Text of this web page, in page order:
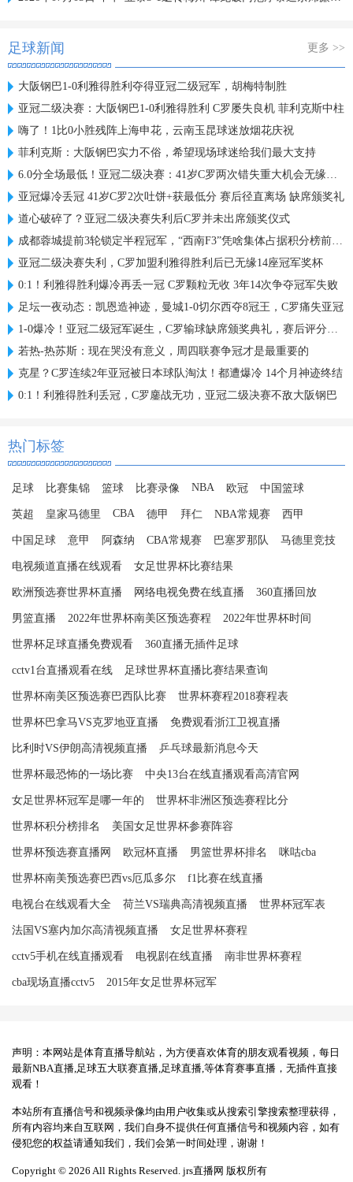
足球新闻 更多 >>
大阪钢巴1-0利雅得胜利夺得亚冠二级冠军，胡梅特制胜
亚冠二级决赛：大阪钢巴1-0利雅得胜利 C罗屡失良机 菲利克斯中柱
嗨了！1比0小胜残阵上海申花，云南玉昆球迷放烟花庆祝
菲利克斯：大阪钢巴实力不俗，希望现场球迷给我们最大支持
6.0分全场最低！亚冠二级决赛：41岁C罗两次错失重大机会无缘首冠
亚冠爆冷丢冠 41岁C罗2次吐饼+获最低分 赛后径直离场 缺席颁奖礼
道心破碎了？亚冠二级决赛失利后C罗并未出席颁奖仪式
成都蓉城提前3轮锁定半程冠军，“西南F3”凭啥集体占据积分榜前三？
亚冠二级决赛失利，C罗加盟利雅得胜利后已无缘14座冠军奖杯
0:1！利雅得胜利爆冷再丢一冠 C罗颗粒无收 3年14次争夺冠军失败
足坛一夜动态：凯恩造神迹，曼城1-0切尔西夺8冠王，C罗痛失亚冠
1-0爆冷！亚冠二级冠军诞生，C罗输球缺席颁奖典礼，赛后评分出炉
若热-热苏斯：现在哭没有意义，周四联赛争冠才是最重要的
克星？C罗连续2年亚冠被日本球队淘汰！都遭爆冷 14个月神迹终结
0:1！利雅得胜利丢冠，C罗鏖战无功，亚冠二级决赛不敌大阪钢巴
热门标签
足球 比赛集锦 篮球 比赛录像 NBA 欧冠 中国篮球
英超 皇家马德里 CBA 德甲 拜仁 NBA常规赛 西甲
中国足球 意甲 阿森纳 CBA常规赛 巴塞罗那队 马德里竞技
电视频道直播在线观看 女足世界杯比赛结果
欧洲预选赛世界杯直播 网络电视免费在线直播 360直播回放
男篮直播 2022年世界杯南美区预选赛程 2022年世界杯时间
世界杯足球直播免费观看 360直播无插件足球
cctv1台直播观看在线 足球世界杯直播比赛结果查询
世界杯南美区预选赛巴西队比赛 世界杯赛程2018赛程表
世界杯巴拿马VS克罗地亚直播 免费观看浙江卫视直播
比利时VS伊朗高清视频直播 乒乓球最新消息今天
世界杯最恐怖的一场比赛 中央13台在线直播观看高清官网
女足世界杯冠军是哪一年的 世界杯非洲区预选赛程比分
世界杯积分榜排名 美国女足世界杯参赛阵容
世界杯预选赛直播网 欧冠杯直播 男篮世界杯排名 咪咕cba
世界杯南美预选赛巴西vs厄瓜多尔 f1比赛在线直播
电视台在线观看大全 荷兰VS瑞典高清视频直播 世界杯冠军表
法国VS塞内加尔高清视频直播 女足世界杯赛程
cctv5手机在线直播观看 电视剧在线直播 南非世界杯赛程
cba现场直播cctv5 2015年女足世界杯冠军
声明：本网站是体育直播导航站，为方便喜欢体育的朋友观看视频，每日
最新NBA直播,足球五大联赛直播,足球直播,等体育赛事直播，无插件直接
观看！
本站所有直播信号和视频录像均由用户收集或从搜索引擎搜索整理获得，
所有内容均来自互联网，我们自身不提供任何直播信号和视频内容，如有
侵犯您的权益请通知我们，我们会第一时间处理，谢谢！
Copyright © 2026 All Rights Reserved. jrs直播网 版权所有